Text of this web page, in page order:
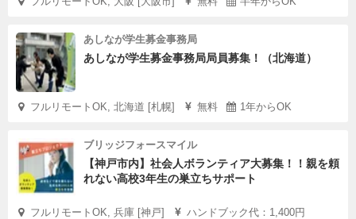
あしなが学生募金事務局
あしなが学生募金事務局局員募集！（北海道）
フルリモートOK, 北海道 [札幌] 無料 1年からOK
ブリッジフォースマイル
【神戸市内】社会人ボランティア大募集！！親を頼
れない高校3年生の巣立ちサポート
フルリモートOK, 兵庫 [神戸]
ハンドブック代：1,400円